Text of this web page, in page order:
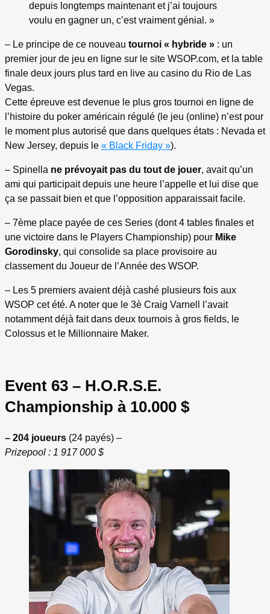
depuis longtemps maintenant et j’ai toujours
voulu en gagner un, c’est vraiment génial. »
– Le principe de ce nouveau tournoi « hybride » : un
premier jour de jeu en ligne sur le site WSOP.com, et la table
finale deux jours plus tard en live au casino du Rio de Las
Vegas.
Cette épreuve est devenue le plus gros tournoi en ligne de
l’histoire du poker américain régulé (le jeu (online) n’est pour
le moment plus autorisé que dans quelques états : Nevada et
New Jersey, depuis le « Black Friday »).
– Spinella ne prévoyait pas du tout de jouer, avait qu’un
ami qui participait depuis une heure l’appelle et lui dise que
ça se passait bien et que l’opposition apparaissait facile.
– 7ème place payée de ces Series (dont 4 tables finales et
une victoire dans le Players Championship) pour Mike
Gorodinsky, qui consolide sa place provisoire au
classement du Joueur de l’Année des WSOP.
– Les 5 premiers avaient déjà cashé plusieurs fois aux
WSOP cet été. A noter que le 3è Craig Varnell l’avait
notamment déjà fait dans deux tournois à gros fields, le
Colossus et le Millionnaire Maker.
Event 63 – H.O.R.S.E.
Championship à 10.000 $
– 204 joueurs (24 payés) –
Prizepool : 1 917 000 $